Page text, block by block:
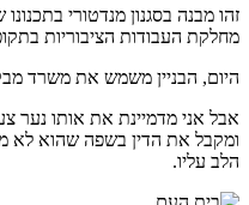
זהו מבנה בסגנון מנדטורי
מחלקת העבודות הציבוריות
היום, הבניין משמש את משרד
אבל אני מדמיינת את אותו נער
ומקבל את הדין בשפה שהוא לא
הלב עליו.